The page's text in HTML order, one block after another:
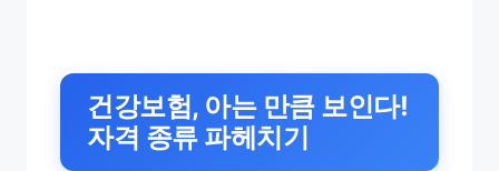
건강보험, 아는 만큼 보인다!
자격 종류 파헤치기